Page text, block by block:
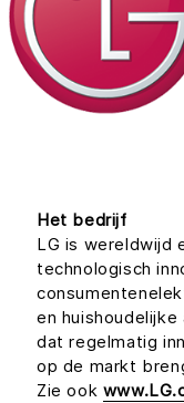
Het bedrijf
LG is wereldwijd
technologisch
en
dat regelmatig
op de markt
Zie ook